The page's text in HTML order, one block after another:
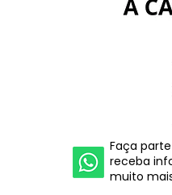
Faça
receba
muito